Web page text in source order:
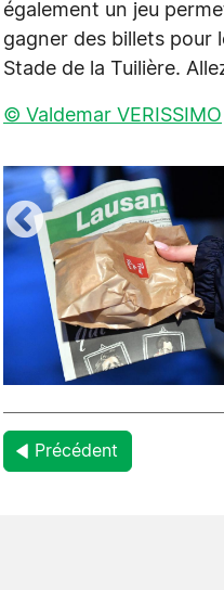
également un jeu
gagner des billets pour
Stade de la Tuilière.
© Valdemar VERISSIMO
Précédent